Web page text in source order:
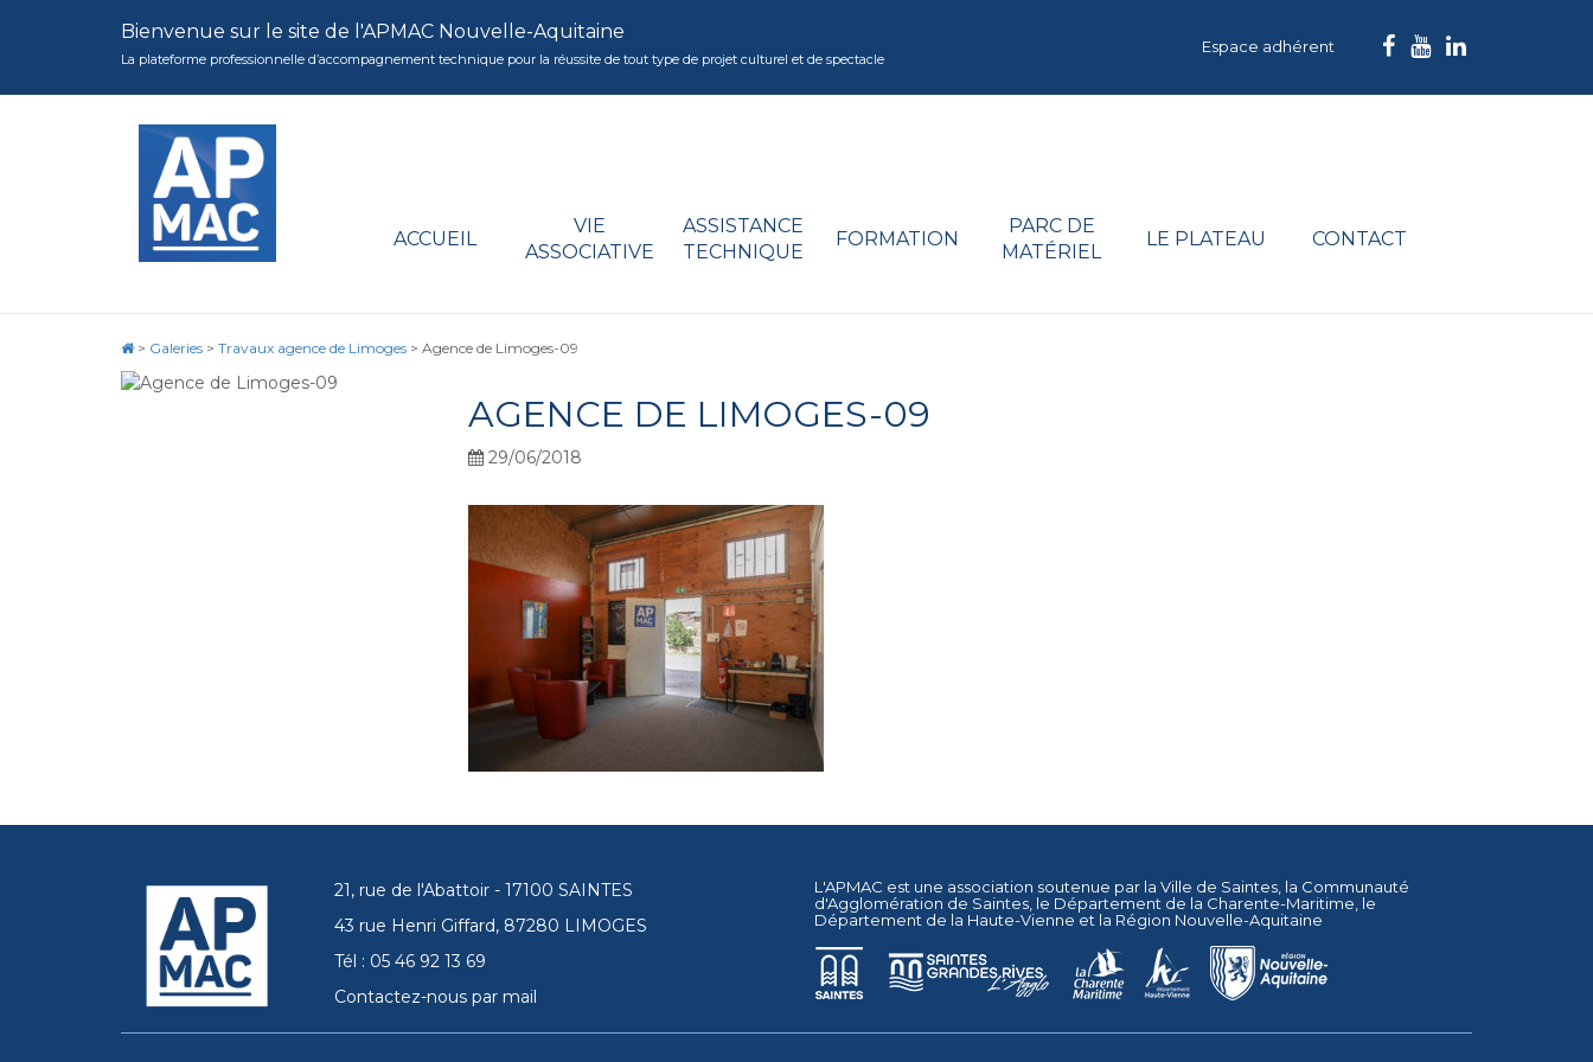
Bienvenue sur le site de l'APMAC Nouvelle-Aquitaine
La plateforme professionnelle d’accompagnement technique pour la réussite de tout type de projet culturel et de spectacle
Espace adhérent
ACCUEIL
VIE
ASSOCIATIVE
ASSISTANCE
TECHNIQUE
FORMATION
PARC DE
MATÉRIEL
LE PLATEAU CONTACT
> Galeries > Travaux agence de Limoges > Agence de Limoges-09
AGENCE DE LIMOGES-09
29/06/2018
21, rue de l'Abattoir - 17100 SAINTES
43 rue Henri Giffard, 87280 LIMOGES
Tél : 05 46 92 13 69
Contactez-nous par mail
L'APMAC est une association soutenue par la Ville de Saintes , la Communauté
d'Agglomération de Saintes , le Département de la Charente-Maritime , le
Département de la Haute-Vienne et la Région Nouvelle-Aquitaine